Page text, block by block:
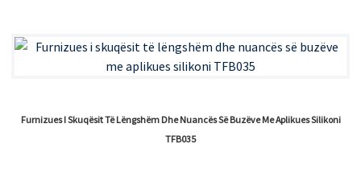
Furnizues I Skuqësit Të Lëngshëm Dhe Nuancës Së Buzëve Me Aplikues Silikoni
TFB035